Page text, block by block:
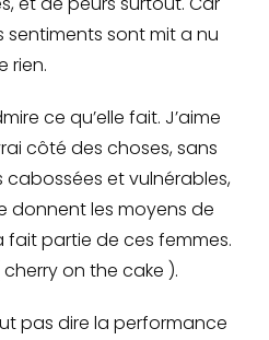
sentiments sont mit a nu
rien.
ce qu’elle fait. J’aime
côté des choses, sans
cabossées et vulnérables,
donnent les moyens de
fait partie de ces femmes.
on the cake ).
pas dire la performance